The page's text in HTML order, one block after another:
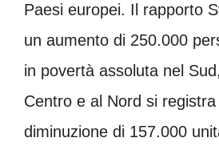
Paesi europei. Il rapporto
un aumento di 250.000
in povertà assoluta nel
Centro e al Nord si
diminuzione di 157.000